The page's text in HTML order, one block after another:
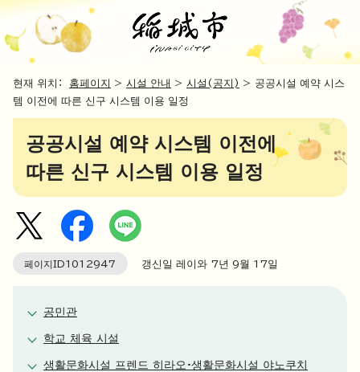
현재 위치： 홈페이지 > 시설 안내 > 시설(공지) > 공공시설 예약 시스
템 이전에 따른 신구 시스템 이용 일정
공공시설 예약 시스템 이전에
따른 신구 시스템 이용 일정
페이지ID1012947 갱신일 레이와 7년 9월 17일
공민관
학교 체육 시설
생활문화시설 프렌드 히라오·생활문화시설 야노쿠치